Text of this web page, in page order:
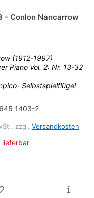
- Conlon Nancarrow
(1912-1997)
Piano Vol. 2: Nr. 13-32
Selbstspielflügel
1403-2
zzgl. Versandkosten